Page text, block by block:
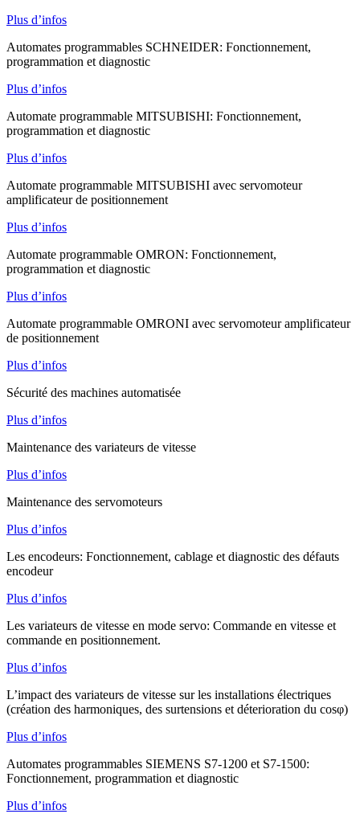
Plus d’infos
Automates programmables SCHNEIDER: Fonctionnement,
programmation et diagnostic
Plus d’infos
Automate programmable MITSUBISHI: Fonctionnement,
programmation et diagnostic
Plus d’infos
Automate programmable MITSUBISHI avec servomoteur
amplificateur de positionnement
Plus d’infos
Automate programmable OMRON: Fonctionnement,
programmation et diagnostic
Plus d’infos
Automate programmable OMRONI avec servomoteur amplificateur
de positionnement
Plus d’infos
Sécurité des machines automatisée
Plus d’infos
Maintenance des variateurs de vitesse
Plus d’infos
Maintenance des servomoteurs
Plus d’infos
Les encodeurs: Fonctionnement, cablage et diagnostic des défauts
encodeur
Plus d’infos
Les variateurs de vitesse en mode servo: Commande en vitesse et
commande en positionnement.
Plus d’infos
L’impact des variateurs de vitesse sur les installations électriques
(création des harmoniques, des surtensions et déterioration du cosφ)
Plus d’infos
Automates programmables SIEMENS S7-1200 et S7-1500:
Fonctionnement, programmation et diagnostic
Plus d’infos